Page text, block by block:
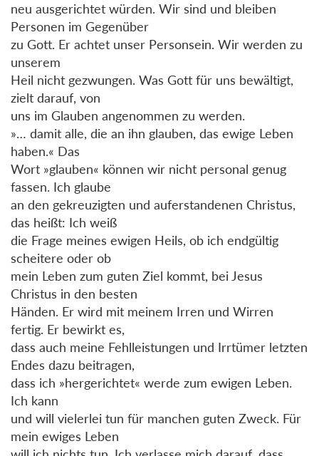
neu ausgerichtet würden. Wir sind und bleiben
Personen im Gegenüber
zu Gott. Er achtet unser Personsein. Wir werden zu
unserem
Heil nicht gezwungen. Was Gott für uns bewältigt,
zielt darauf, von
uns im Glauben angenommen zu werden.
»… damit alle, die an ihn glauben, das ewige Leben
haben.« Das
Wort »glauben« können wir nicht personal genug
fassen. Ich glaube
an den gekreuzigten und auferstandenen Christus,
das heißt: Ich weiß
die Frage meines ewigen Heils, ob ich endgültig
scheitere oder ob
mein Leben zum guten Ziel kommt, bei Jesus
Christus in den besten
Händen. Er wird mit meinem Irren und Wirren
fertig. Er bewirkt es,
dass auch meine Fehlleistungen und Irrtümer letzten
Endes dazu beitragen,
dass ich »hergerichtet« werde zum ewigen Leben.
Ich kann
und will vielerlei tun für manchen guten Zweck. Für
mein ewiges Leben